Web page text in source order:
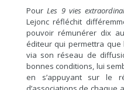
PourLes 9 vies
Lejonc réfléchit
pouvoir rémunérer dix
éditeur qui permettra
via son réseau de
bonnes conditions, lui
en s’appuyant sur le